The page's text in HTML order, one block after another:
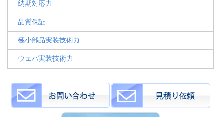
納期対応力
品質保証
極小部品実装技術力
ウェハ実装技術力